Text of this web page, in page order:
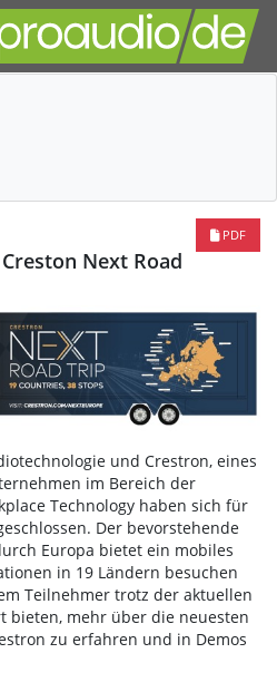
PDF
Next Road
und Crestron, eines
im Bereich der
Technology haben sich für
Der bevorstehende
Europa bietet ein mobiles
in 19 Ländern besuchen
Teilnehmer trotz der aktuellen
bieten, mehr über die neuesten
zu erfahren und in Demos